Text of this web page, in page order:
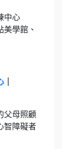
中心
美學館、
父母照顧
智障礙者